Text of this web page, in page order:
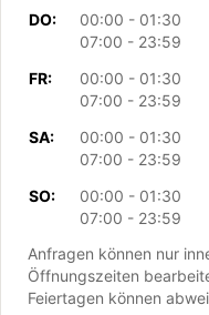
DO:
00:00 - 01:30
07:00 - 23:59
FR:
00:00 - 01:30
07:00 - 23:59
SA:
00:00 - 01:30
07:00 - 23:59
SO:
00:00 - 01:30
07:00 - 23:59
Anfragen können nur
Öffnungszeiten
Feiertagen können